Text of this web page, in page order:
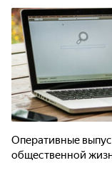
Оперативные
общественной